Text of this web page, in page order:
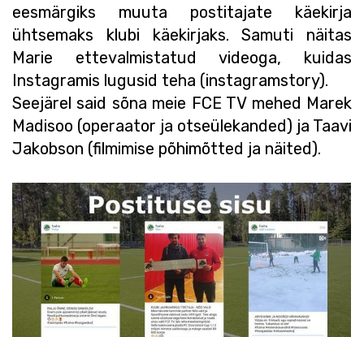
eesmärgiks muuta postitajate käekirja
ühtsemaks klubi käekirjaks. Samuti näitas
Marie ettevalmistatud videoga, kuidas
Instagramis lugusid teha (instagramstory).
Seejärel said sõna meie FCE TV mehed Marek
Madisoo (operaator ja otseülekanded) ja Taavi
Jakobson (filmimise põhimõtted ja näited).